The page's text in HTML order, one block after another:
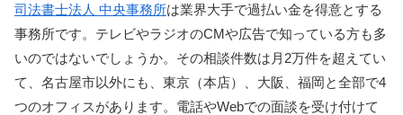
司法書士法人 中央事務所は業界大手で過払い金を得意とする
事務所です。テレビやラジオのCMや広告で知っている方も多
いのではないでしょうか。その相談件数は月2万件を超えてい
て、名古屋市以外にも、東京（本店）、大阪、福岡と全部で4
つのオフィスがあります。電話やWebでの面談を受け付けて